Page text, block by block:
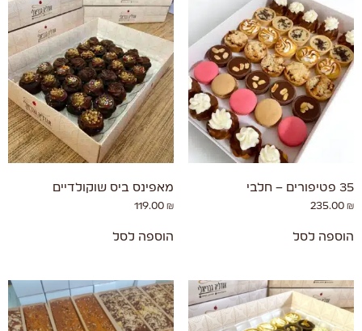
35 פטיפורים – חלבי
235.00 ₪
הוספה לסל
מאפינס ביס שוקולדיים
119.00₪
הוספה לסל